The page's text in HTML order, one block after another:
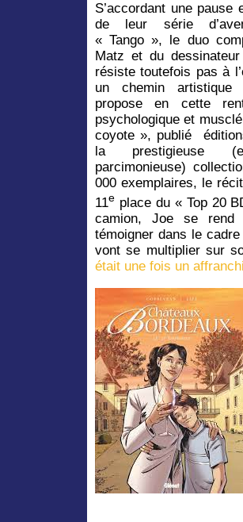
S’accordant une pause
de leur série
« Tango », le duo
Matz et du
résiste toutefois pas à
un chemin
propose en cette
psychologique et
coyote », publié
la prestigieuse
parcimonieuse)
000 exemplaires, le
11e place du « Top 20
camion, Joe se rend
témoigner dans le
vont se multiplier sur
était une fois un